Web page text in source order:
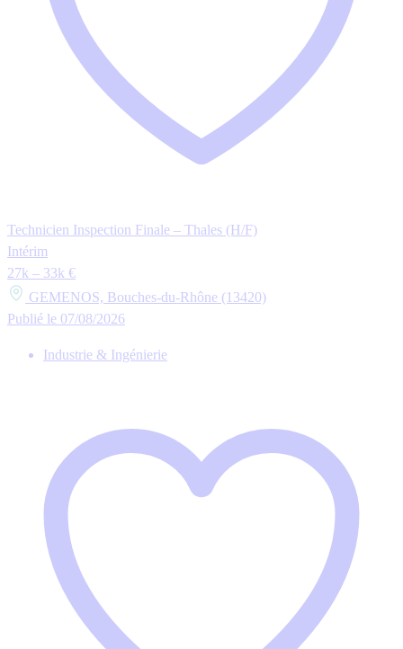
Technicien Inspection Finale – Thales (H/F)
Intérim
27k – 33k €
GEMENOS, Bouches-du-Rhône (13420)
Publié le 07/08/2026
Industrie & Ingénierie